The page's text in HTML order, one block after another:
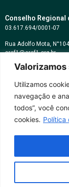
Utilizamos
navegação e
todos”, você
cookies. Política
Conselho Regional
03.617.694/0001-07
Rua Adolfo Mota,
cref1@cref1.org.br
Assessoria de
Horários de
Whatsapp: (21) 2569-